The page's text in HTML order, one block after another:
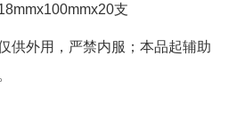
支
供外用，严禁内服；本品起辅助